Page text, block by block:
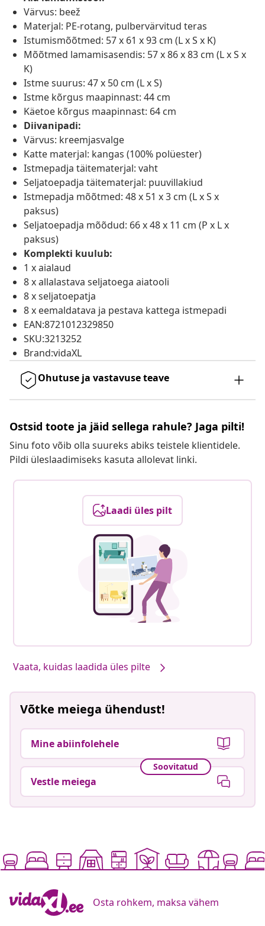
Värvus: beež
Materjal: PE-rotang, pulbervärvitud teras
Istumismõõtmed: 57 x 61 x 93 cm (L x S x K)
Mõõtmed lamamisasendis: 57 x 86 x 83 cm (L x S x
K)
Istme suurus: 47 x 50 cm (L x S)
Istme kõrgus maapinnast: 44 cm
Käetoe kõrgus maapinnast: 64 cm
Diivanipadi:
Värvus: kreemjasvalge
Katte materjal: kangas (100% polüester)
Istmepadja täitematerjal: vaht
Seljatoepadja täitematerjal: puuvillakiud
Istmepadja mõõtmed: 48 x 51 x 3 cm (L x S x
paksus)
Seljatoepadja mõõdud: 66 x 48 x 11 cm (P x L x
paksus)
Komplekti kuulub:
1 x aialaud
8 x allalastava seljatoega aiatooli
8 x seljatoepatja
8 x eemaldatava ja pestava kattega istmepadi
EAN:8721012329850
SKU:3213252
Brand:vidaXL
Ohutuse ja vastavuse teave
Ostsid toote ja jäid sellega rahule? Jaga pilti!
Sinu foto võib olla suureks abiks teistele klientidele.
Pildi üleslaadimiseks kasuta allolevat linki.
Laadi üles pilt
Vaata, kuidas laadida üles pilte
Võtke meiega ühendust!
Mine abiinfolehele
Soovitatud
Vestle meiega
Osta rohkem, maksa vähem